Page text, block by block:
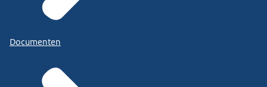
Documenten